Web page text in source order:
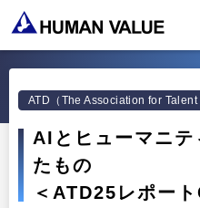
アクセスマップ
会社からのお知らせ
プライバシーポリシー
採用について
タレント開発
リーダーシップ
PMI
出版
プラクティショナー養成
リサーチ
出版
CONTACT
ATD（The Association for Talent
AIとヒューマニテ
たもの
＜ATD25レポー